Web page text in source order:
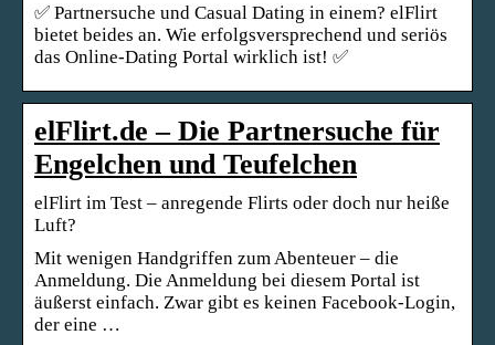
✅ Partnersuche und Casual Dating in einem? elFlirt
bietet beides an. Wie erfolgsversprechend und seriös
das Online-Dating Portal wirklich ist! ✅
elFlirt.de – Die Partnersuche für
Engelchen und Teufelchen
elFlirt im Test – anregende Flirts oder doch nur heiße
Luft?
Mit wenigen Handgriffen zum Abenteuer – die
Anmeldung. Die Anmeldung bei diesem Portal ist
äußerst einfach. Zwar gibt es keinen Facebook-Login,
der eine …